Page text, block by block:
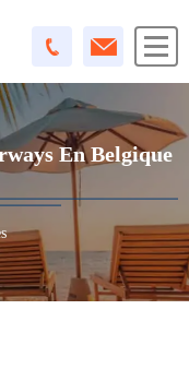
En Belgique